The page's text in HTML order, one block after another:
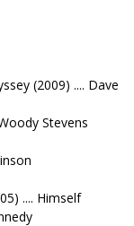
(2009) .... Dave
Stevens
.... Himself